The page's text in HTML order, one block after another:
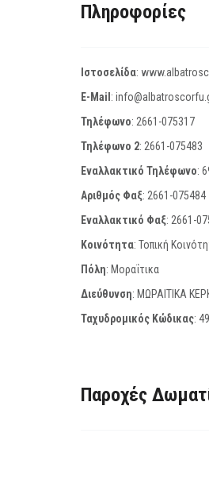
Πληροφορίες
Ιστοσελίδα:
E-Mail :
Τηλέφωνο: 2661-075317
Τηλέφωνο 2: 2661-075483
Εναλλακτικό Τηλέφωνο:
Αριθμός Φαξ: 2661-075484
Εναλλακτικό Φαξ: 2661-
Κοινότητα: Τοπική
Πόλη: Μοραΐτικα
Διεύθυνση: ΜΩΡΑΙΤΙΚΑ
Ταχυδρομικός Κώδικας:
Παροχές